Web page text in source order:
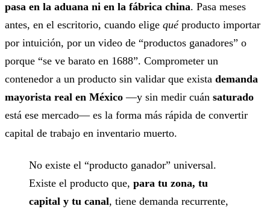
pasa en la aduana ni en la fábrica china. Pasa meses
antes, en el escritorio, cuando elige quéproducto importar
por intuición, por un video de “productos ganadores” o
porque “se ve barato en 1688”. Comprometer un
contenedor a un producto sin validar que exista demanda
mayorista real en México —y sin medir cuán saturado
está ese mercado— es la forma más rápida de convertir
capital de trabajo en inventario muerto.
No existe el “producto ganador” universal.
Existe el producto que, para tu zona, tu
capital y tu canal, tiene demanda recurrente,